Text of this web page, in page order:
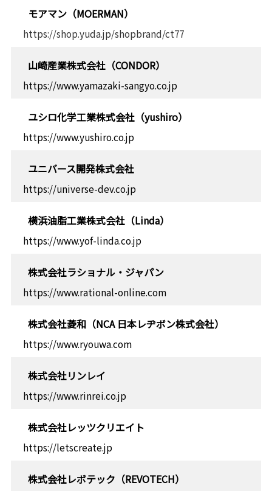
モアマン（MOERMAN）
https://shop.yuda.jp/shopbrand/ct77
山崎産業株式会社（CONDOR）
https://www.yamazaki-sangyo.co.jp
ユシロ化学工業株式会社（yushiro）
https://www.yushiro.co.jp
ユニバース開発株式会社
https://universe-dev.co.jp
横浜油脂工業株式会社（Linda）
https://www.yof-linda.co.jp
株式会社ラショナル・ジャパン
https://www.rational-online.com
株式会社菱和（NCA 日本レヂボン株式会社）
https://www.ryouwa.com
株式会社リンレイ
https://www.rinrei.co.jp
株式会社レッツクリエイト
https://letscreate.jp
株式会社レボテック（REVOTECH）